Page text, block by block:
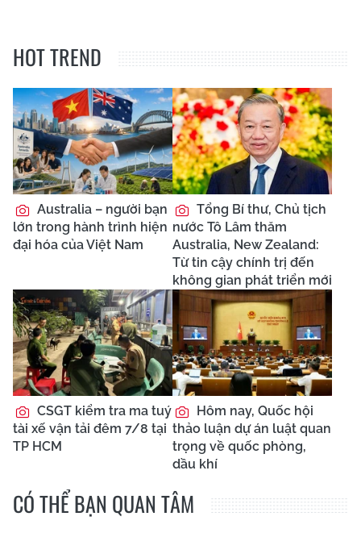
HOT TREND
Australia – người bạn
lớn trong hành trình hiện
đại hóa của Việt Nam
Tổng Bí thư, Chủ tịch
nước Tô Lâm thăm
Australia, New Zealand:
Từ tin cậy chính trị đến
không gian phát triển mới
CSGT kiểm tra ma tuý
tài xế vận tải đêm 7/8 tại
TP HCM
Hôm nay, Quốc hội
thảo luận dự án luật quan
trọng về quốc phòng,
dầu khí
CÓ THỂ BẠN QUAN TÂM